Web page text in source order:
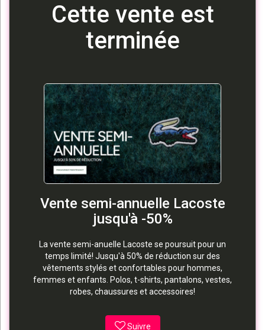
Cette vente est
terminée
Vente semi-annuelle Lacoste
jusqu'à -50%
La vente semi-anuelle Lacoste se poursuit pour un
temps limité! Jusqu'à 50% de réduction sur des
vêtements stylés et confortables pour hommes,
femmes et enfants. Polos, t-shirts, pantalons, vestes,
robes, chaussures et accessoires!
Suivre